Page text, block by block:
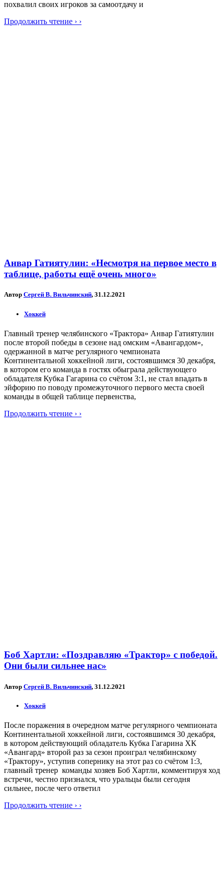
похвалил своих игроков за самоотдачу и
Продолжить чтение › ›
Анвар Гатиятулин: «Несмотря на первое место в
таблице, работы ещё очень много»
Автор Сергей В. Вильчинский, 31.12.2021
Хоккей
Главный тренер челябинского «Трактора» Анвар Гатиятулин
после второй победы в сезоне над омским «Авангардом»,
одержанной в матче регулярного чемпионата
Континентальной хоккейной лиги, состоявшимся 30 декабря,
в котором его команда в гостях обыграла действующего
обладателя Кубка Гагарина со счётом 3:1, не стал впадать в
эйфорию по поводу промежуточного первого места своей
команды в общей таблице первенства,
Продолжить чтение › ›
Боб Хартли: «Поздравляю «Трактор» с победой.
Они были сильнее нас»
Автор Сергей В. Вильчинский, 31.12.2021
Хоккей
После поражения в очередном матче регулярного чемпионата
Континентальной хоккейной лиги, состоявшимся 30 декабря,
в котором действующий обладатель Кубка Гагарина ХК
«Авангард» второй раз за сезон проиграл челябинскому
«Трактору», уступив сопернику на этот раз со счётом 1:3,
главный тренер команды хозяев Боб Хартли, комментируя ход
встречи, честно признался, что уральцы были сегодня
сильнее, после чего ответил
Продолжить чтение › ›